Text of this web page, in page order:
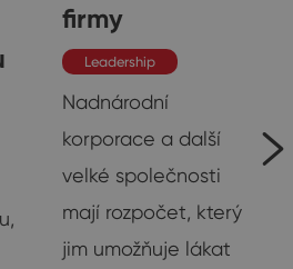
firmy
Leadership
Nadnárodní
korporace a další
velké společnosti
mají rozpočet, který
jim umožňuje lákat